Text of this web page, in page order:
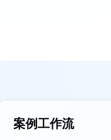
案例工作流